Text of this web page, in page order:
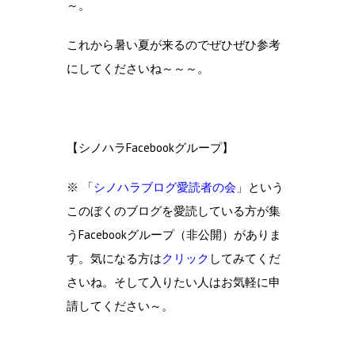
～。
これから暑い夏が来るのでぜひぜひ参考
にしてくださいね～～～。
【シノハラFacebookグループ】
※ 「シノハラブログ愛読者の会 」という
このぼくのブログを愛読している方が集
うFacebookグループ（非公開）がありま
す。気になる方はクリック してみてくだ
さいね。そして入りたい人はお気軽に申
請してください～。